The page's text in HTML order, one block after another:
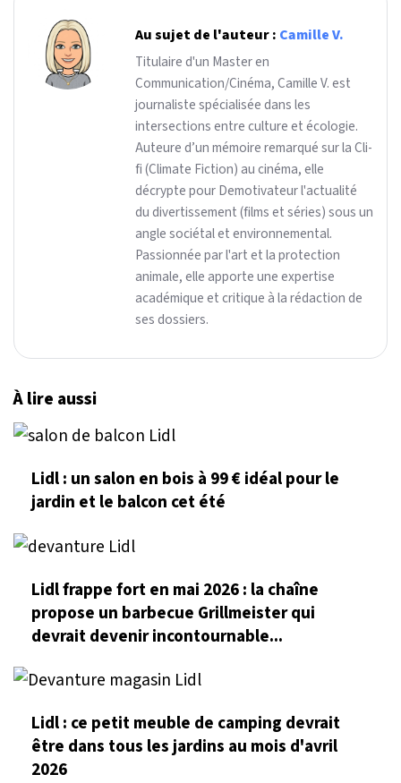
Au sujet de l'auteur : Camille V.
Titulaire d'un Master en
Communication/Cinéma, Camille V. est
journaliste spécialisée dans les
intersections entre culture et écologie.
Auteure d’un mémoire remarqué sur la Cli-
fi (Climate Fiction) au cinéma, elle
décrypte pour Demotivateur l'actualité
du divertissement (films et séries) sous un
angle sociétal et environnemental.
Passionnée par l'art et la protection
animale, elle apporte une expertise
académique et critique à la rédaction de
ses dossiers.
À lire aussi
Lidl : un salon en bois à 99 € idéal pour le
jardin et le balcon cet été
Lidl frappe fort en mai 2026 : la chaîne
propose un barbecue Grillmeister qui
devrait devenir incontournable...
Lidl : ce petit meuble de camping devrait
être dans tous les jardins au mois d'avril
2026